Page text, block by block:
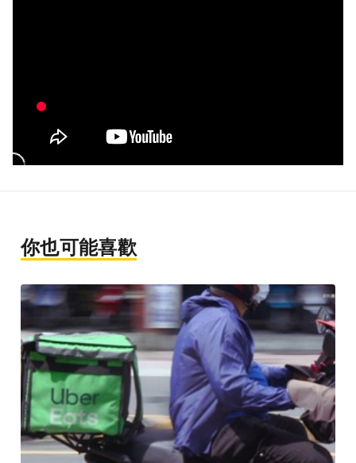
你也可能喜歡